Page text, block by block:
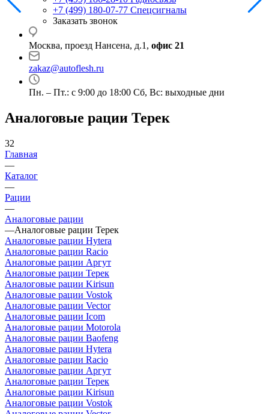
+7 (499) 180-07-77 Спецсигналы
Заказать звонок
Москва, проезд Нансена, д.1, офис 21
zakaz@autoflesh.ru
Пн. – Пт.: с 9:00 до 18:00 Cб, Вс: выходные дни
Аналоговые рации Терек
32
Главная
—
Каталог
—
Рации
—
Аналоговые рации
—Аналоговые рации Терек
Аналоговые рации Hytera
Аналоговые рации Racio
Аналоговые рации Аргут
Аналоговые рации Терек
Аналоговые рации Kirisun
Аналоговые рации Vostok
Аналоговые рации Vector
Аналоговые рации Icom
Аналоговые рации Motorola
Аналоговые рации Baofeng
Аналоговые рации Hytera
Аналоговые рации Racio
Аналоговые рации Аргут
Аналоговые рации Терек
Аналоговые рации Kirisun
Аналоговые рации Vostok